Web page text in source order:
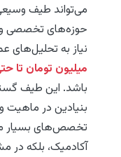
می‌تواند طیف وسیعی
حوزه‌های تخصصی و
نیاز به تحلیل‌های
میلیون تومان تا حتی ۱۰ میلیارد تومان یا
باشد. این طیف
بنیادین در ماهیت
تخصص‌های بسیار
آکادمیک، بلکه در